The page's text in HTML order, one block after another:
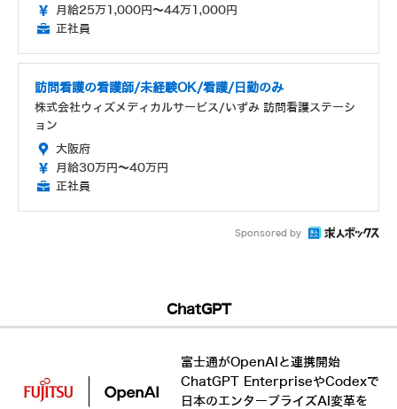
月給25万1,000円～44万1,000円
正社員
訪問看護の看護師/未経験OK/看護/日勤のみ
株式会社ウィズメディカルサービス/いずみ 訪問看護ステーシ
ョン
大阪府
月給30万円～40万円
正社員
Sponsored by
ChatGPT
富士通がOpenAIと連携開始
ChatGPT EnterpriseやCodexで
日本のエンタープライズAI変革を